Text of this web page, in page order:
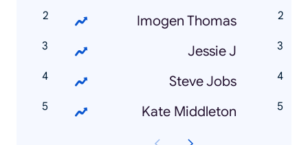
Imogen Thomas
Jessie J
Steve Jobs
Kate Middleton